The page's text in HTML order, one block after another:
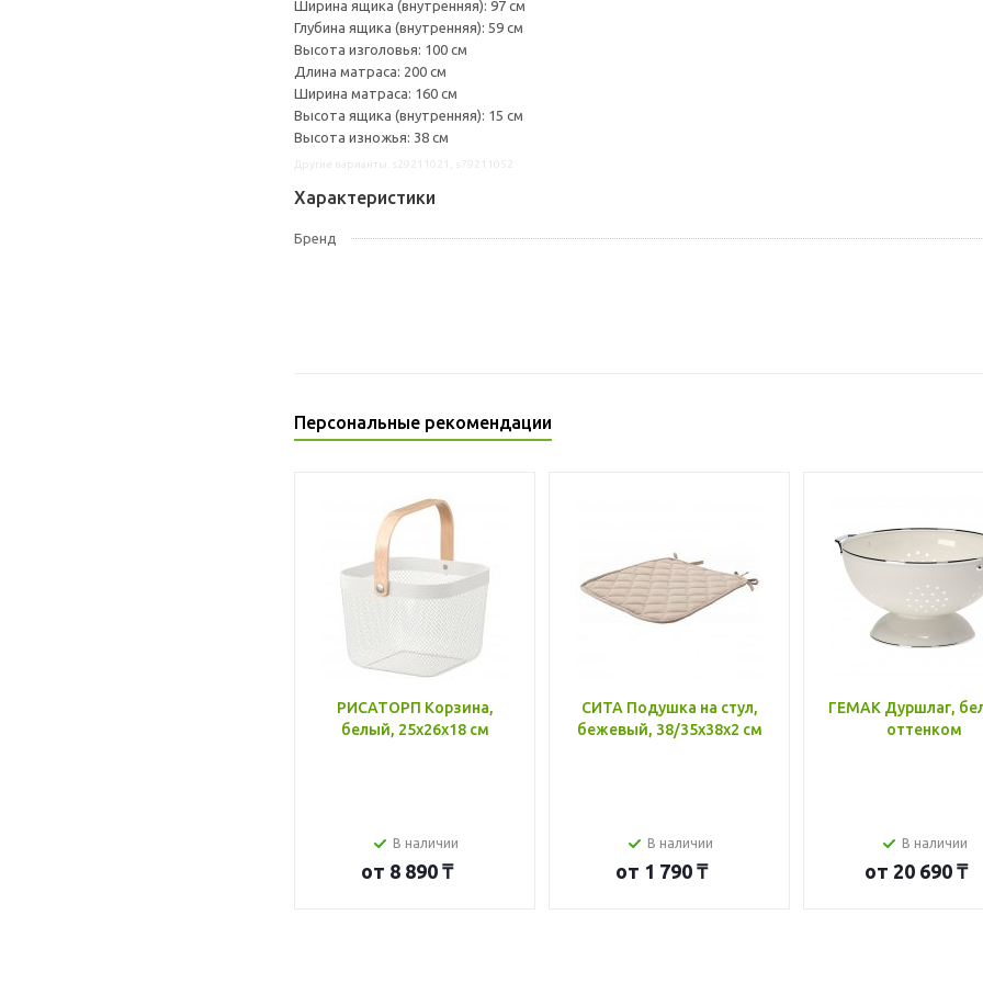
Ширина ящика (внутренняя): 97 см
Глубина ящика (внутренняя): 59 см
Высота изголовья: 100 см
Длина матраса: 200 см
Ширина матраса: 160 см
Высота ящика (внутренняя): 15 см
Высота изножья: 38 см
Характеристики
Бренд
Персональные рекомендации
РИСАТОРП Корзина,
белый, 25x26x18 см
В наличии
от 8 890 ₸
СИТА Подушка на стул,
бежевый, 38/35x38x2 см
В наличии
от 1 790 ₸
ГЕМАК Дуршлаг,
оттенком
В наличии
от 20 690 ₸